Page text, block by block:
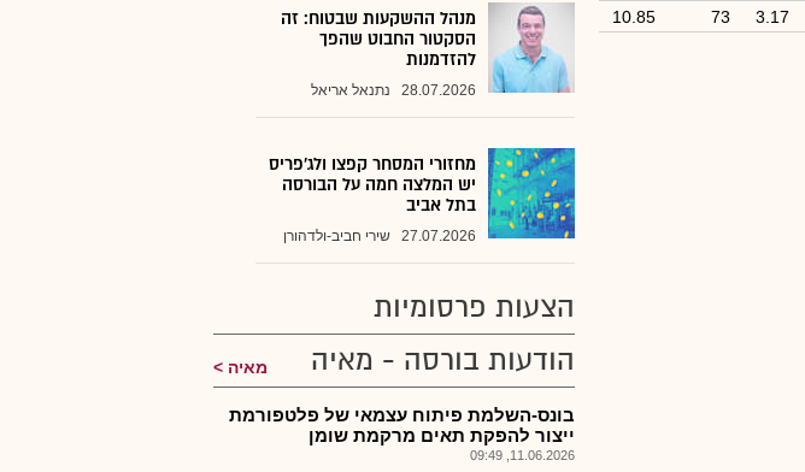
3.17
73
10.85
מנהל ההשקעות שבטוח: זה
הסקטור החבוט שהפך
להזדמנות
28.07.2026 נתנאל אריאל
מחזורי המסחר קפצו ולג'פריס
יש המלצה חמה על הבורסה
בתל אביב
27.07.2026 שירי חביב-ולדהורן
הצעות פרסומיות
הודעות בורסה - מאיה
מאיה
בונס-השלמת פיתוח עצמאי של פלטפורמת
ייצור להפקת תאים מרקמת שומן
11.06.2026, 09:49